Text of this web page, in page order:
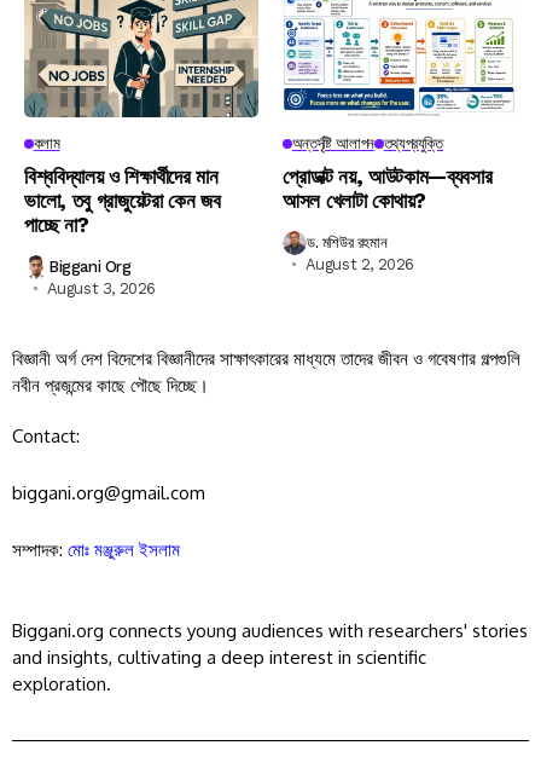
কলাম
বিশ্ববিদ্যালয় ও শিক্ষার্থীদের মান
ভালো, তবু গ্রাজুয়েটরা কেন জব
পাচ্ছে না?
Biggani Org
August 3, 2026
অন্তর্দৃষ্টি আলাপন তথ্যপ্রযুক্তি
প্রোডাক্ট নয়, আউটকাম—ব্যবসার
আসল খেলাটা কোথায়?
ড. মশিউর রহমান
August 2, 2026
বিজ্ঞানী অর্গ দেশ বিদেশের বিজ্ঞানীদের সাক্ষাৎকারের মাধ্যমে তাদের জীবন ও গবেষণার গল্পগুলি
নবীন প্রজন্মের কাছে পৌছে দিচ্ছে।
Contact:
biggani.org@gmail.com
সম্পাদক: মোঃ মঞ্জুরুল ইসলাম
Biggani.org connects young audiences with researchers' stories
and insights, cultivating a deep interest in scientific
exploration.